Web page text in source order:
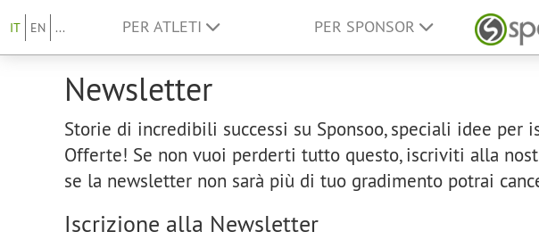
IT EN ... PER ATLETI PER SPONSOR
Newsletter
Storie di incredibili successi su Sponsoo, speciali idee
Offerte! Se non vuoi perderti tutto questo, iscriviti alla
se la newsletter non sarà più di tuo gradimento potrai
Iscrizione alla Newsletter